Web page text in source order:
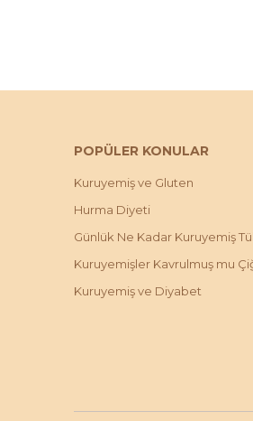
POPÜLER KONULAR
Kuruyemiş ve Gluten
Hurma Diyeti
Günlük Ne Kadar Kuruyemiş
Kuruyemişler Kavrulmuş mu
Kuruyemiş ve Diyabet